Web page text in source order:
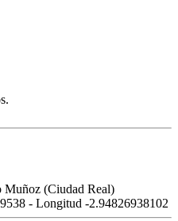
Muñoz (Ciudad Real)
- Longitud -2.94826938102